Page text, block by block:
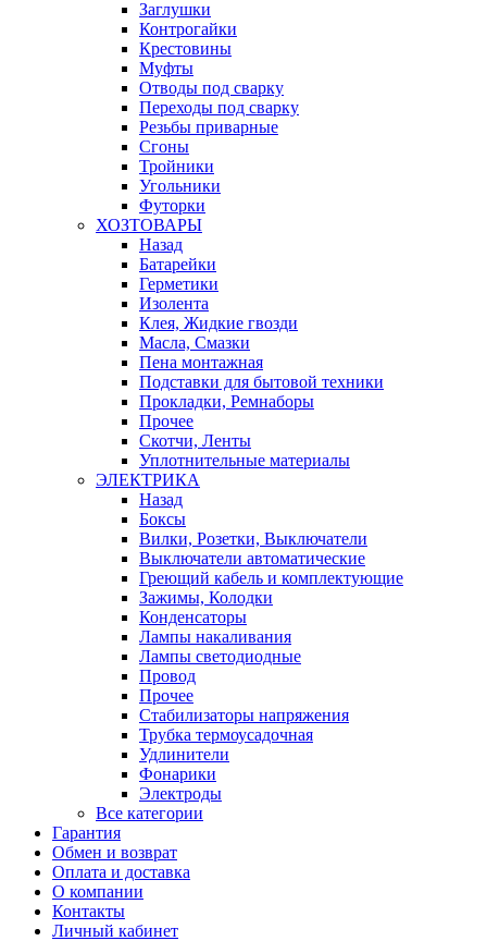
Заглушки
Контрогайки
Крестовины
Муфты
Отводы под сварку
Переходы под сварку
Резьбы приварные
Сгоны
Тройники
Угольники
Футорки
ХОЗТОВАРЫ
Назад
Батарейки
Герметики
Изолента
Клея, Жидкие гвозди
Масла, Смазки
Пена монтажная
Подставки для бытовой техники
Прокладки, Ремнаборы
Прочее
Скотчи, Ленты
Уплотнительные материалы
ЭЛЕКТРИКА
Назад
Боксы
Вилки, Розетки, Выключатели
Выключатели автоматические
Греющий кабель и комплектующие
Зажимы, Колодки
Конденсаторы
Лампы накаливания
Лампы светодиодные
Провод
Прочее
Стабилизаторы напряжения
Трубка термоусадочная
Удлинители
Фонарики
Электроды
Все категории
Гарантия
Обмен и возврат
Оплата и доставка
О компании
Контакты
Личный кабинет